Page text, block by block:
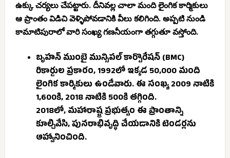
ఉక్కు చర్యలు చేపట్టారు. దీనివల్ల చాలా మంది లైంగిక కార్మికులు
ఆ ప్రాంతం విడిచి వెళ్ళిపోవడానికి వీలు కలిగింది. అప్పటి నుండి
కామాటిపురాలో వారి సంఖ్య గణనీయంగా తగ్గుతూ వస్తోంది.
బృహన్ ముంబై మున్సిపల్ కార్పొరేషన్ (BMC)
రికార్డుల ప్రకారం, 1992లో ఇక్కడ 50,000 మంది
లైంగిక కార్మికులు ఉండేవారు. ఈ సంఖ్య 2009 నాటికి
1,600కి, 2018 నాటికి 500కి తగ్గింది.
2018లో, మహారాష్ట్ర ప్రభుత్వం ఈ ప్రాంతాన్ని
కూల్చివేసి, పునరాభివృద్ధి చేయడానికి టెండర్లను
ఆహ్వానించింది.